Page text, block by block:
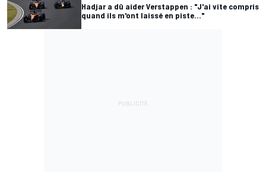
Hadjar a dû aider Verstappen : "J'ai vite compris
quand ils m'ont laissé en piste..."